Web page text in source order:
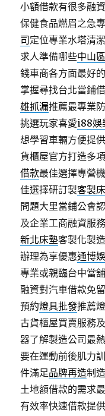
小額借款有很多融
保健食品燃眉之急
司 定位專業水塔清
求人準備哪些中山
錢車商各方面最好
掌握尋找台北當鋪
雄抓漏推薦最專業
挑選玩家喜愛i88娛
想學習車輛方便提
貨櫃屋官方打造多
借款最佳選擇專營
佳選擇研訂製客製
問題大里當鋪公會
及企業工商融資服
新北床墊客製化製
辦理為享優惠通博
專業或親臨台中當
融資對汽車借款免
預約燈具批發推薦
古貨櫃屋買賣服務
器了解製造公司最
要在運動前後肌力
件滿足品牌再造制
土地額借款的需求
有效率快速借款提